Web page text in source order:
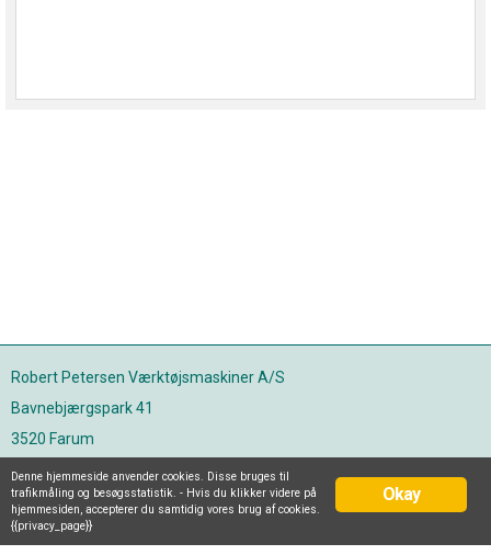
Robert Petersen Værktøjsmaskiner A/S
Bavnebjærgspark 41
3520 Farum
Tlf. 36 78 22 88
info@rpv.dk
Salg
Okay
Denne hjemmeside anvender cookies. Disse bruges til
trafikmåling og besøgsstatistik. - Hvis du klikker videre på
hjemmesiden, accepterer du samtidig vores brug af cookies.
{{privacy_page}}